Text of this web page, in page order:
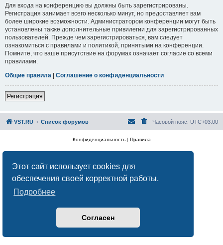
Этот сайт использует cookies для
обеспечения своей корректной работы.
Подробнее
Согласен
Для входа на конференцию вы должны быть зарегистрированы.
Регистрация занимает всего несколько минут, но предоставляет вам
более широкие возможности. Администратором конференции могут быть
установлены также дополнительные привилегии для зарегистрированных
пользователей. Прежде чем зарегистрироваться, вам следует
ознакомиться с правилами и политикой, принятыми на конференции.
Помните, что ваше присутствие на форумах означает согласие со всеми
правилами.
Общие правила | Соглашение о конфиденциальности
Регистрация
VST.RU Список форумов Часовой пояс: UTC+03:00
Конфиденциальность| Правила